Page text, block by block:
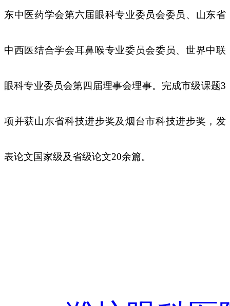
东中医药学会第六届眼科专业委员会委员、 山东省
中西医结合学会耳鼻喉专业委员会委员、 世界中联
眼科专业委员会第四届理事会理事。 完成市级课题3
项并获山东省科技进步奖及烟台市科技进步奖，发
表论文国家级及省级论文20余篇。